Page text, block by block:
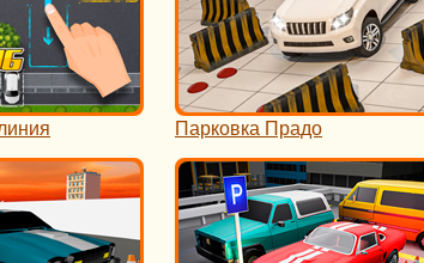
Парковка Прадо